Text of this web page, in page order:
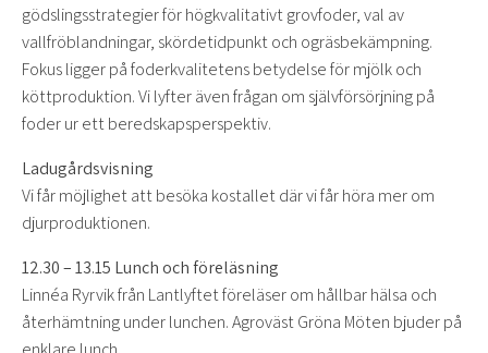
gödslingsstrategier för högkvalitativt grovfoder, val av
vallfröblandningar, skördetidpunkt och ogräsbekämpning.
Fokus ligger på foderkvalitetens betydelse för mjölk och
köttproduktion. Vi lyfter även frågan om självförsörjning på
foder ur ett beredskapsperspektiv.
Ladugårdsvisning
Vi får möjlighet att besöka kostallet där vi får höra mer om
djurproduktionen.
12.30 – 13.15 Lunch och föreläsning
Linnéa Ryrvik från Lantlyftet föreläser om hållbar hälsa och
återhämtning under lunchen. Agroväst Gröna Möten bjuder på